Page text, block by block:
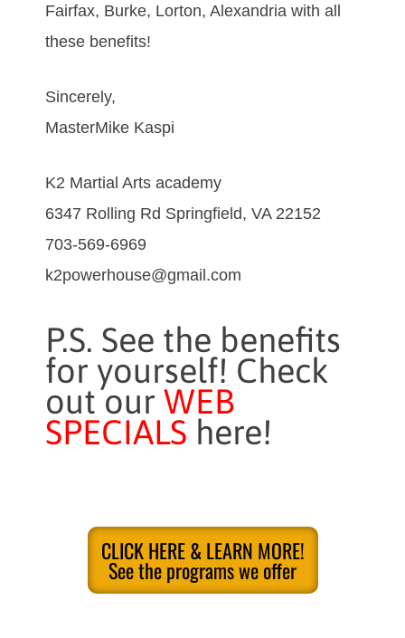
Fairfax, Burke, Lorton, Alexandria with all
these benefits!
Sincerely,
MasterMike Kaspi
K2 Martial Arts academy
6347 Rolling Rd Springfield, VA 22152
703-569-6969
k2powerhouse@gmail.com
P.S. See the benefits
for yourself! Check
out our WEB
SPECIALS here!
CLICK HERE & LEARN MORE!
See the programs we offer